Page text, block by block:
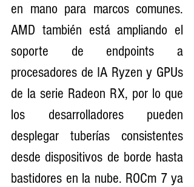
en mano para marcos comunes.
AMD también está ampliando el
soporte de endpoints a
procesadores de IA Ryzen y GPUs
de la serie Radeon RX, por lo que
los desarrolladores pueden
desplegar tuberías consistentes
desde dispositivos de borde hasta
bastidores en la nube. ROCm 7 ya